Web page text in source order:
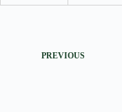
PREVIOUS